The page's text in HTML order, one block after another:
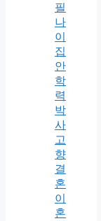
필
나
이
집
안
학
력
박
사
고
향
결
혼
이
혼